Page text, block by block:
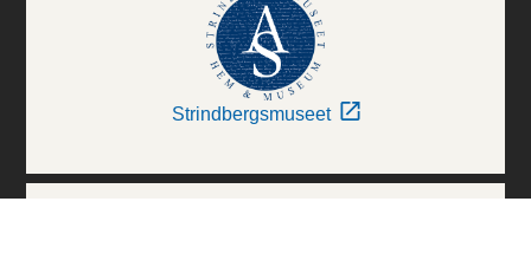
Strindbergsmuseet